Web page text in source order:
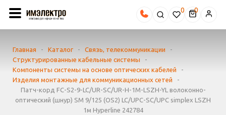
0
Главная - Каталог - Связь, телекоммуникации
-
Структурированные кабельные системы
-
Компоненты системы на основе оптических кабелей
-
Изделия монтажные для коммуникационных сетей
-
Патч-корд FC-S2-9-LC/UR-SC/UR-H-1M-LSZH-YL волоконно-
оптический (шнур) SM 9/125 (OS2) LC/UPC-SC/UPC simplex LSZH
1м Hyperline 242784